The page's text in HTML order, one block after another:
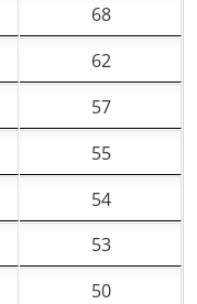
68
62
57
55
54
53
50